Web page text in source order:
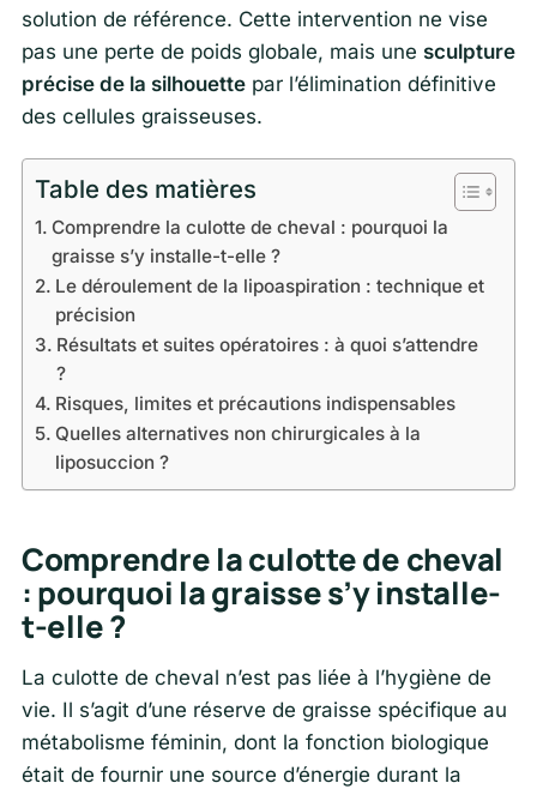
solution de référence. Cette intervention ne vise
pas une perte de poids globale, mais une sculpture
précise de la silhouette par l’élimination définitive
des cellules graisseuses.
Table des matières
Comprendre la culotte de cheval : pourquoi la
graisse s’y installe-t-elle ?
Le déroulement de la lipoaspiration : technique et
précision
Résultats et suites opératoires : à quoi s’attendre
?
Risques, limites et précautions indispensables
Quelles alternatives non chirurgicales à la
liposuccion ?
Comprendre la culotte de cheval
: pourquoi la graisse s’y installe-
t-elle ?
La culotte de cheval n’est pas liée à l’hygiène de
vie. Il s’agit d’une réserve de graisse spécifique au
métabolisme féminin, dont la fonction biologique
était de fournir une source d’énergie durant la